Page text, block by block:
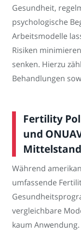
Gesundheit,
psychologische
Arbeitsmodelle
Risiken
senken. Hierzu
Behandlungen
Fertility
und
Mittelstand
Während
umfassende
vergleichbare
kaum